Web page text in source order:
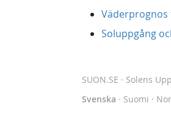
Soluppgång
SUON.SE · Solens
Svenska · Suomi ·